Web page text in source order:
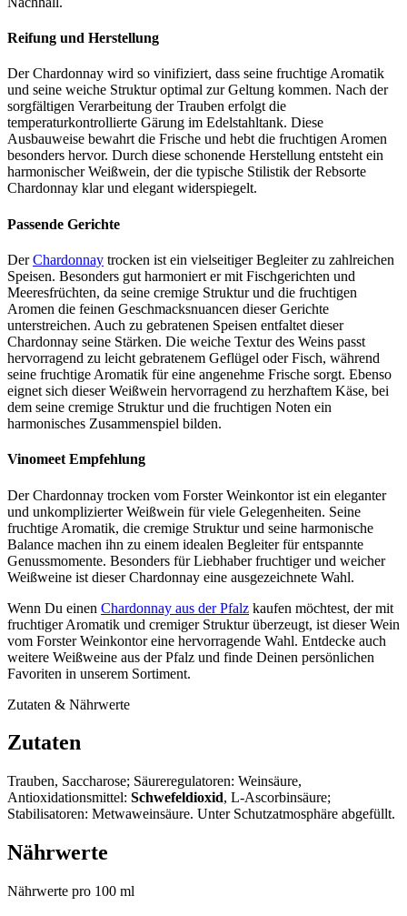
Reifung und Herstellung
Der Chardonnay wird so vinifiziert, dass seine fruchtige Aromatik
und seine weiche Struktur optimal zur Geltung kommen. Nach der
sorgfältigen Verarbeitung der Trauben erfolgt die
temperaturkontrollierte Gärung im Edelstahltank. Diese
Ausbauweise bewahrt die Frische und hebt die fruchtigen Aromen
besonders hervor. Durch diese schonende Herstellung entsteht ein
harmonischer Weißwein, der die typische Stilistik der Rebsorte
Chardonnay klar und elegant widerspiegelt.
Passende Gerichte
DerChardonnay trocken ist ein vielseitiger Begleiter zu zahlreichen
Speisen. Besonders gut harmoniert er mit Fischgerichten und
Meeresfrüchten, da seine cremige Struktur und die fruchtigen
Aromen die feinen Geschmacksnuancen dieser Gerichte
unterstreichen. Auch zu gebratenen Speisen entfaltet dieser
Chardonnay seine Stärken. Die weiche Textur des Weins passt
hervorragend zu leicht gebratenem Geflügel oder Fisch, während
seine fruchtige Aromatik für eine angenehme Frische sorgt. Ebenso
eignet sich dieser Weißwein hervorragend zu herzhaftem Käse, bei
dem seine cremige Struktur und die fruchtigen Noten ein
harmonisches Zusammenspiel bilden.
Vinomeet Empfehlung
Der Chardonnay trocken vom Forster Weinkontor ist ein eleganter
und unkomplizierter Weißwein für viele Gelegenheiten. Seine
fruchtige Aromatik, die cremige Struktur und seine harmonische
Balance machen ihn zu einem idealen Begleiter für entspannte
Genussmomente. Besonders für Liebhaber fruchtiger und weicher
Weißweine ist dieser Chardonnay eine ausgezeichnete Wahl.
Wenn Du einen Chardonnay aus der Pfalz kaufen möchtest, der mit
fruchtiger Aromatik und cremiger Struktur überzeugt, ist dieser Wein
vom Forster Weinkontor eine hervorragende Wahl. Entdecke auch
weitere Weißweine aus der Pfalz und finde Deinen persönlichen
Favoriten in unserem Sortiment.
Zutaten & Nährwerte
Zutaten
Trauben, Saccharose; Säureregulatoren: Weinsäure,
Antioxidationsmittel: Schwefeldioxid, L-Ascorbinsäure;
Stabilisatoren: Metwaweinsäure. Unter Schutzatmosphäre abgefüllt.
Nährwerte
Nährwerte pro 100 ml